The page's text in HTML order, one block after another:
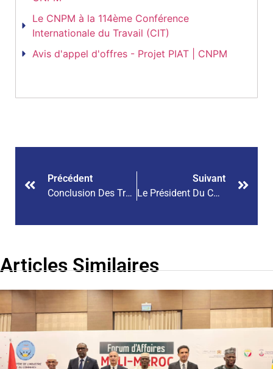
Le CNPM à la 114ème Conférence
Internationale du Travail (CIT)
Avis d'appel d'offres - Projet PIAT | CNPM
Précédent
Conclusion Des Travaux Des Groupes De Travail Thématiques
Suivant
Le Président Du CNPM Du Mali En Visite De Courtoisie Chez Son Homologue Ivoirien
Articles Similaires